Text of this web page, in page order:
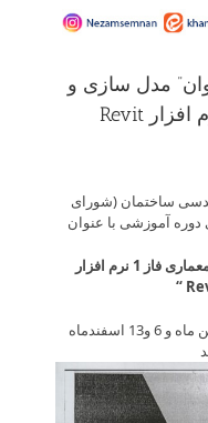
مدل سازی و
نقشه کشی معماری فاز 1 نرم افزار Revit
ساختمان (شورای
آموزشی با عنوان
نرم افزار
“
در روزهای 24 دی ماه و 15،8،1، 29بهمن ماه و 6 و13 اسفندماه